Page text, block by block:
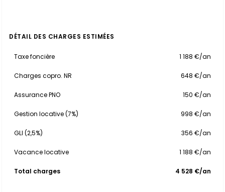
DÉTAIL DES CHARGES ESTIMÉES
Taxe foncière 1 188 €/an
Charges copro. NR 648 €/an
Assurance PNO 150 €/an
Gestion locative (7%) 998 €/an
GLI (2,5%) 356 €/an
Vacance locative 1 188 €/an
Total charges 4 528 €/an